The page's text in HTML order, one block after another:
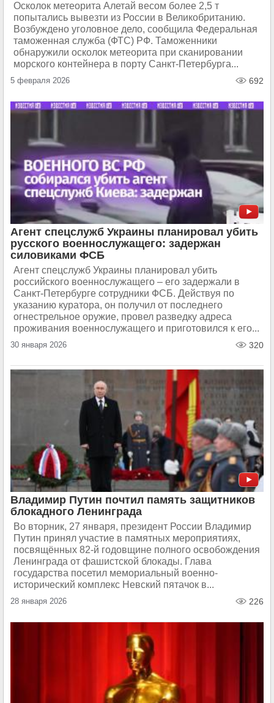
Осколок метеорита Алетай весом более 2,5 т
попытались вывезти из России в Великобританию.
Возбуждено уголовное дело, сообщила Федеральная
таможенная служба (ФТС) РФ. Таможенники
обнаружили осколок метеорита при сканировании
морского контейнера в порту Санкт-Петербурга...
5 февраля 2026 692
Агент спецслужб Украины планировал убить
русского военнослужащего: задержан
силовиками ФСБ
Агент спецслужб Украины планировал убить
российского военнослужащего – его задержали в
Санкт-Петербурге сотрудники ФСБ. Действуя по
указанию куратора, он получил от последнего
огнестрельное оружие, провел разведку адреса
проживания военнослужащего и приготовился к его...
30 января 2026 320
Владимир Путин почтил память защитников
блокадного Ленинграда
Во вторник, 27 января, президент России Владимир
Путин принял участие в памятных мероприятиях,
посвящённых 82-й годовщине полного освобождения
Ленинграда от фашистской блокады. Глава
государства посетил мемориальный военно-
исторический комплекс Невский пятачок в...
28 января 2026 226